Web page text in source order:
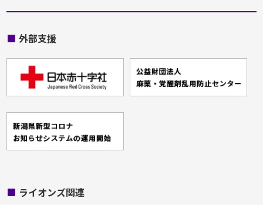
■ 外部支援
■ ライオンズ関連